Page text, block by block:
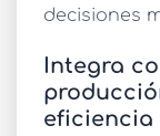
decisiones
Integra
eficiencia